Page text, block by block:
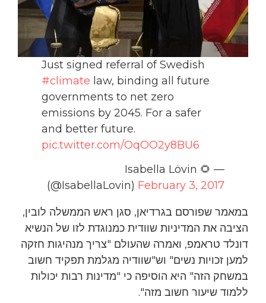
Just signed referral of Swedish
#climate law, binding all future
governments to net zero
emissions by 2045. For a safer
and better future.
pic.twitter.com/OqOO2y8BU6
— Isabella Lövin 🌻
(@IsabellaLovin) February 3, 2017
במאמר שפורסם בגרדיאן, סגן ראש הממשלה לובין,
הציבה את המדיניות שוודית כמנוגדת לזו של הנשיא
דונלד טראמפ, ואמרה שהעולם "צריך מנהיגות חזקה
למען זכויות נשים" וש"שוודיה מגלמת תפקיד חשוב
במשחק הזה" היא הוסיפה כי "מדינות רבות יכולות
ללמוד שיעור חשוב מזה".